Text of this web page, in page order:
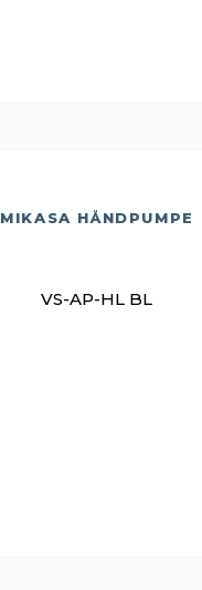
MIKASA HÅNDPUMPE
VS-AP-HL BL